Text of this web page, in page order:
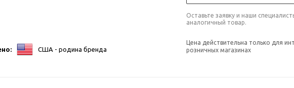
США - родина бренда
Оставьте заявку и наши
аналогичный товар.
Цена действительна только для
розничных магазинах